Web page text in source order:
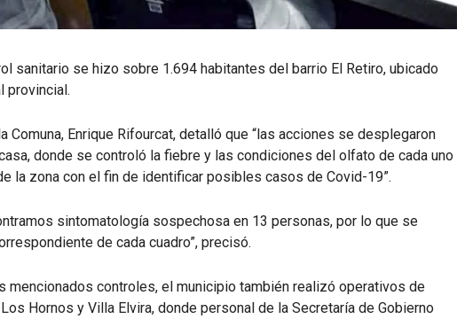
sanitario se hizo sobre 1.694 habitantes del barrio El Retiro, ubicado
provincial.
Comuna, Enrique Rifourcat, detalló que “las acciones se desplegaron
donde se controló la fiebre y las condiciones del olfato de cada uno
la zona con el fin de identificar posibles casos de Covid-19”.
sintomatología sospechosa en 13 personas, por lo que se
de cada cuadro”, precisó.
mencionados controles, el municipio también realizó operativos de
Hornos y Villa Elvira, donde personal de la Secretaría de Gobierno